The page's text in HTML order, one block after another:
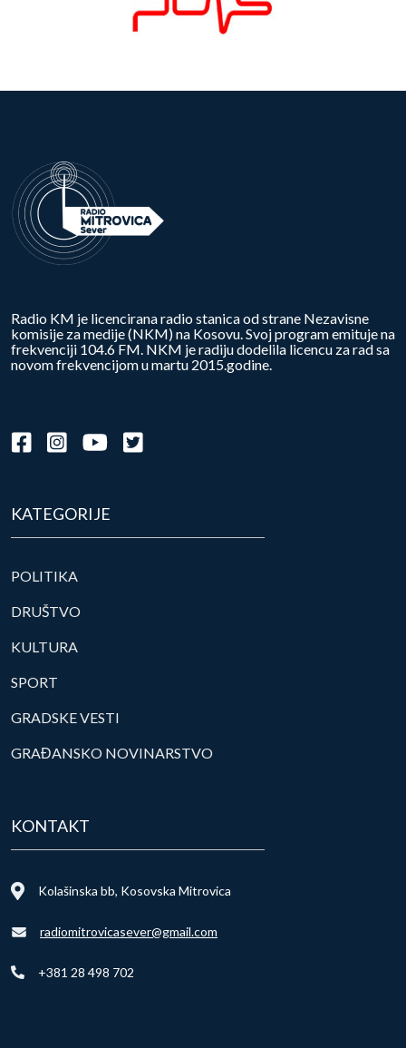
Radio KM je licencirana radio stanica od strane Nezavisne
komisije za medije (NKM) na Kosovu. Svoj program emituje na
frekvenciji 104.6 FM. NKM je radiju dodelila licencu za rad sa
novom frekvencijom u martu 2015.godine.
KATEGORIJE
POLITIKA
DRUŠTVO
KULTURA
SPORT
GRADSKE VESTI
GRAĐANSKO NOVINARSTVO
KONTAKT
Kolašinska bb, Kosovska Mitrovica
radiomitrovicasever@gmail.com
+381 28 498 702